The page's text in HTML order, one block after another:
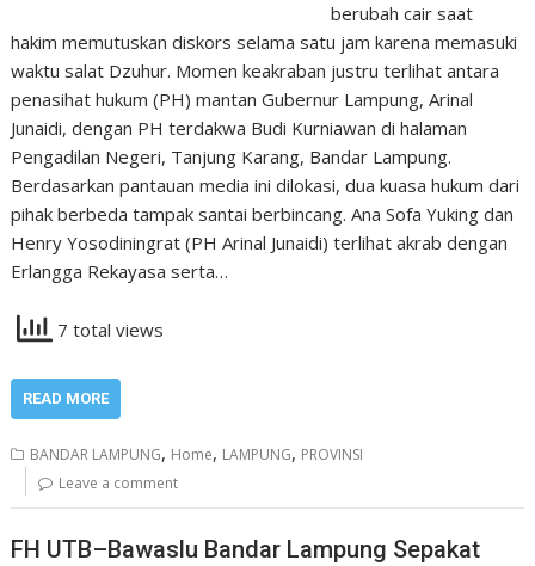
berubah cair saat
hakim memutuskan diskors selama satu jam karena memasuki
waktu salat Dzuhur. Momen keakraban justru terlihat antara
penasihat hukum (PH) mantan Gubernur Lampung, Arinal
Junaidi, dengan PH terdakwa Budi Kurniawan di halaman
Pengadilan Negeri, Tanjung Karang, Bandar Lampung.
Berdasarkan pantauan media ini dilokasi, dua kuasa hukum dari
pihak berbeda tampak santai berbincang. Ana Sofa Yuking dan
Henry Yosodiningrat (PH Arinal Junaidi) terlihat akrab dengan
Erlangga Rekayasa serta…
7 total views
READ MORE
BANDAR LAMPUNG, Home, LAMPUNG, PROVINSI
Leave a comment
FH UTB–Bawaslu Bandar Lampung Sepakat